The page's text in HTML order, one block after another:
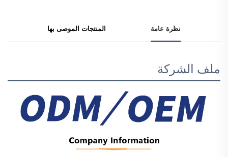
نظرة عامة المنتجات الموصى بها
ملف الشركة